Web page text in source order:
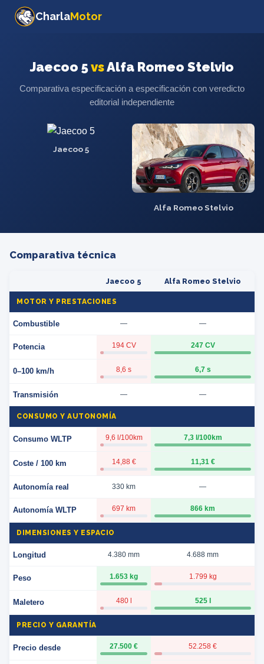
CharlaMotor
Jaecoo 5vsAlfa Romeo Stelvio
Comparativa especificación a especificación con veredicto
editorial independiente
Jaecoo 5
Alfa Romeo Stelvio
Comparativa técnica
Jaecoo 5 Alfa Romeo Stelvio
MOTOR Y PRESTACIONES
Combustible — —
Potencia 194 CV 247 CV
0–100 km/h 8,6 s 6,7 s
Transmisión — —
CONSUMO Y AUTONOMÍA
Consumo WLTP 9,6 l/100km 7,3 l/100km
Coste / 100 km 14,88 € 11,31 €
Autonomía real 330 km —
Autonomía WLTP 697 km 866 km
DIMENSIONES Y ESPACIO
Longitud 4.380 mm 4.688 mm
Peso 1.653 kg 1.799 kg
Maletero 480 l 525 l
PRECIO Y GARANTÍA
Precio desde 27.500 € 52.258 €